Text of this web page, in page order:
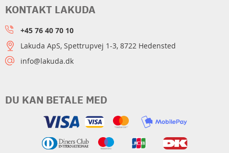
DU KAN BETALE MED
KONTAKT LAKUDA
+45 76 40 70 10
Lakuda ApS, Spettrupvej 1-3, 8722 Hedensted
info@lakuda.dk